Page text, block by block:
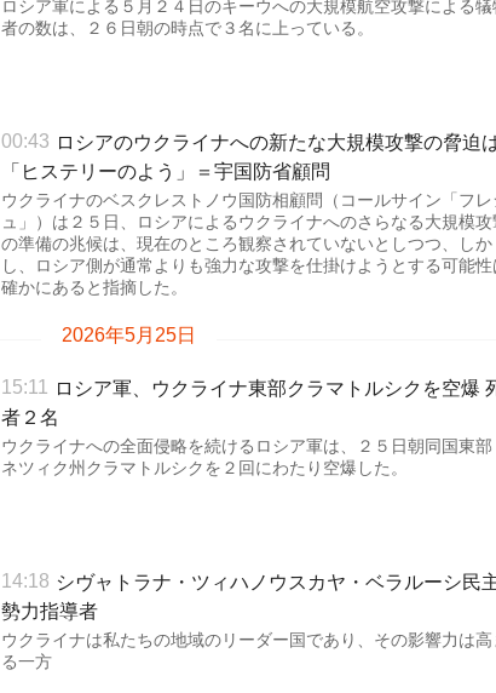
ロシア軍による５月２４日のキーウへの大規模航空攻撃による犠
者の数は、２６日朝の時点で３名に上っている。
00:43 ロシアのウクライナへの新たな大規模攻撃の脅迫
「ヒステリーのよう」＝宇国防省顧問
ウクライナのベスクレストノウ国防相顧問（コールサイン「フレ
ュ」）は２５日、ロシアによるウクライナへのさらなる大規模攻
の準備の兆候は、現在のところ観察されていないとしつつ、しか
し、ロシア側が通常よりも強力な攻撃を仕掛けようとする可能性
確かにあると指摘した。
2026年5月25日
15:11
ロシア軍、ウクライナ東部クラマトルシクを空爆
者２名
ウクライナへの全面侵略を続けるロシア軍は、２５日朝同国東部
ネツィク州クラマトルシクを２回にわたり空爆した。
14:18 シヴャトラナ・ツィハノウスカヤ・ベラルーシ民
勢力指導者
ウクライナは私たちの地域のリーダー国であり、その影響力は高
る一方